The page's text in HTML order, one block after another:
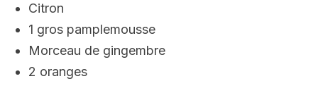
Citron
1 gros pamplemousse
Morceau de gingembre
2 oranges